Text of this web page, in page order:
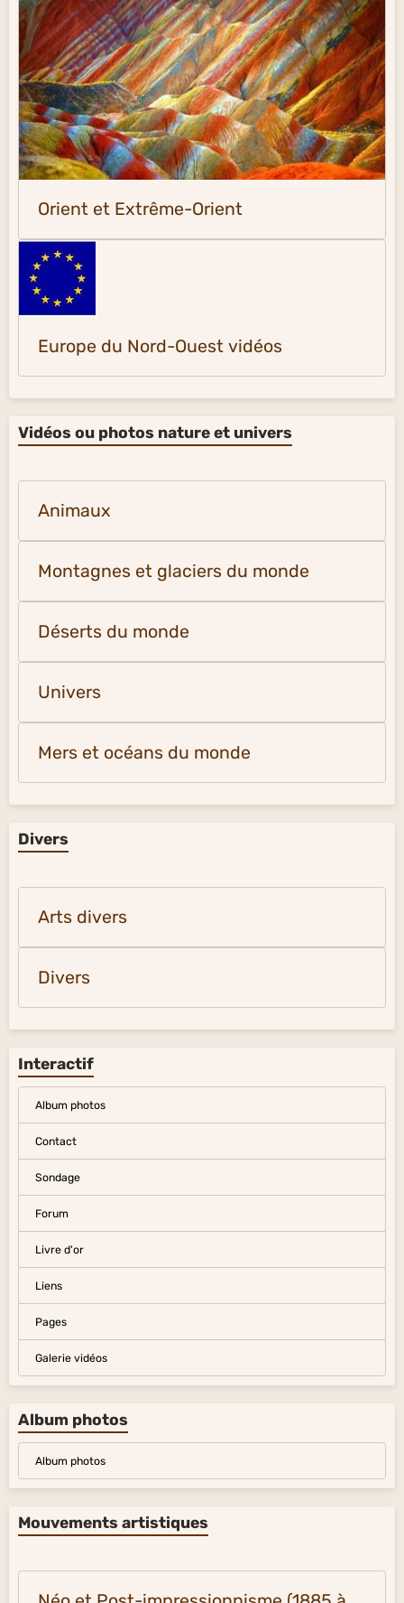
Orient et Extrême-Orient
Europe du Nord-Ouest vidéos
Vidéos ou photos nature et univers
Animaux
Montagnes et glaciers du monde
Déserts du monde
Univers
Mers et océans du monde
Divers
Arts divers
Divers
Interactif
Album photos
Contact
Sondage
Forum
Livre d'or
Liens
Pages
Galerie vidéos
Album photos
Album photos
Mouvements artistiques